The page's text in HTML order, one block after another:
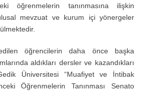
öğrenmelerin tanınmasına ilişkin
mevzuat ve kurum içi yönergeler
öğrencilerin daha önce başka
aldıkları dersler ve kazandıkları
Üniversitesi “Muafiyet ve İntibak
Öğrenmelerin Tanınması Senato